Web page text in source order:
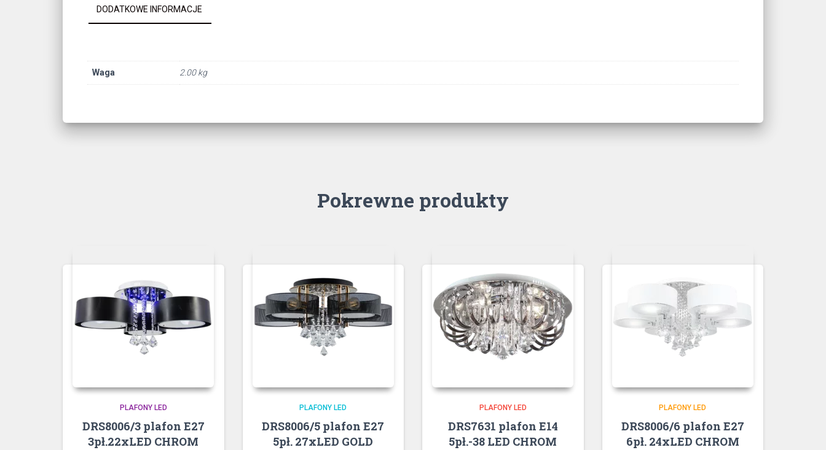
DODATKOWE INFORMACJE
Waga 2.00 kg
Pokrewne produkty
PLAFONY LED
DRS8006/3 plafon E27
3pł.22xLED CHROM
PLAFONY LED
DRS8006/5 plafon E27
5pł. 27xLED GOLD
PLAFONY LED
DRS7631 plafon E14
5pł.-38 LED CHROM
PLAFONY LED
DRS8006/6 plafon E27
6pł. 24xLED CHROM